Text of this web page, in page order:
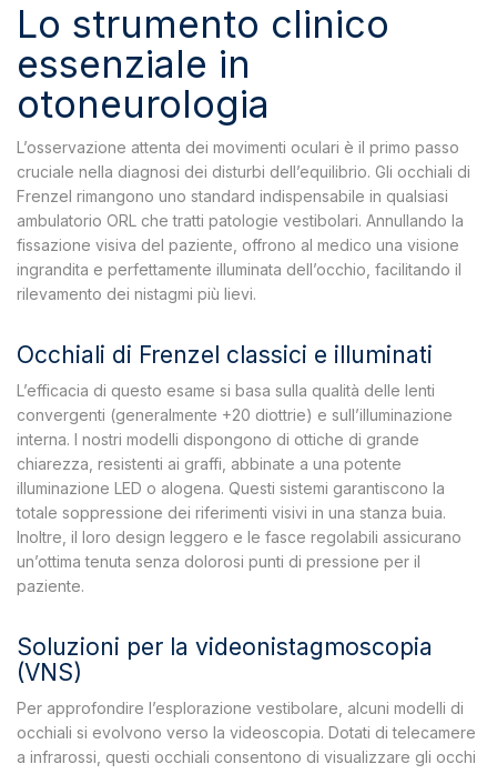
Lo strumento clinico
essenziale in
otoneurologia
L’osservazione attenta dei movimenti oculari è il primo passo
cruciale nella diagnosi dei disturbi dell’equilibrio. Gli occhiali di
Frenzel rimangono uno standard indispensabile in qualsiasi
ambulatorio ORL che tratti patologie vestibolari. Annullando la
fissazione visiva del paziente, offrono al medico una visione
ingrandita e perfettamente illuminata dell’occhio, facilitando il
rilevamento dei nistagmi più lievi.
Occhiali di Frenzel classici e illuminati
L’efficacia di questo esame si basa sulla qualità delle lenti
convergenti (generalmente +20 diottrie) e sull’illuminazione
interna. I nostri modelli dispongono di ottiche di grande
chiarezza, resistenti ai graffi, abbinate a una potente
illuminazione LED o alogena. Questi sistemi garantiscono la
totale soppressione dei riferimenti visivi in una stanza buia.
Inoltre, il loro design leggero e le fasce regolabili assicurano
un’ottima tenuta senza dolorosi punti di pressione per il
paziente.
Soluzioni per la videonistagmoscopia
(VNS)
Per approfondire l’esplorazione vestibolare, alcuni modelli di
occhiali si evolvono verso la videoscopia. Dotati di telecamere
a infrarossi, questi occhiali consentono di visualizzare gli occhi